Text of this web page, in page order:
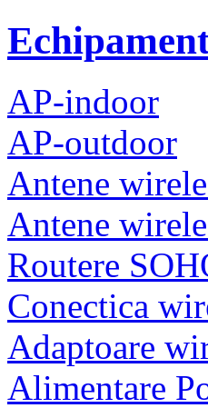
AP-indoor
AP-outdoor
Antene
Antene
Routere
Conectica
Adaptoare
Alimentare